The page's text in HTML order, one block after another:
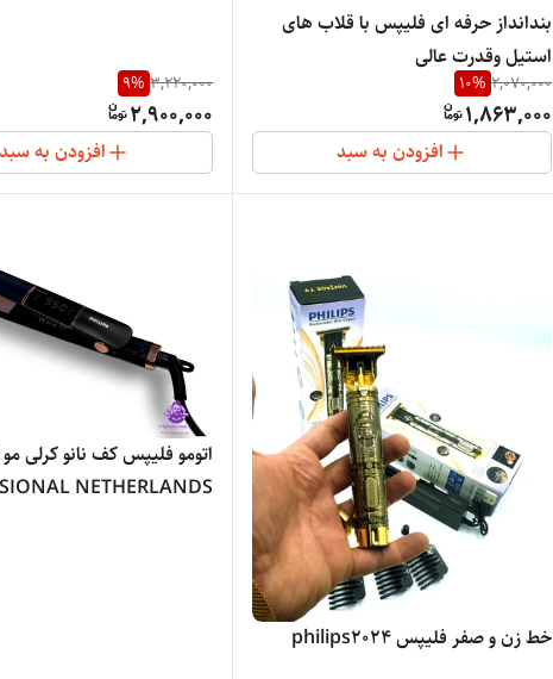
بندانداز حرفه ای فلیپس با قلاب های
استیل وقدرت عالی
2,070,000
10%
1,863,000
افزودن به سبد
3,220,000
9%
2,900,000
افزودن به سبد
خط زن و صفر فلیپس philips2024
NETHERLANDS